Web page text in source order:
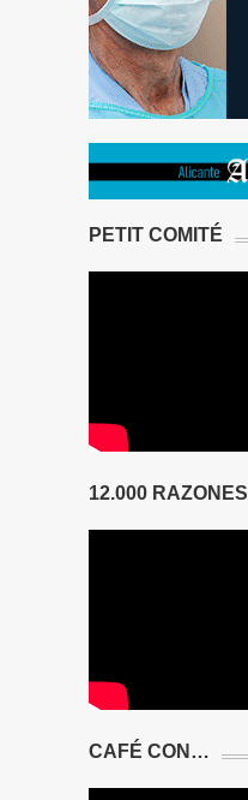
PETIT COMITÉ
12.000 RAZONES
CAFÉ CON…